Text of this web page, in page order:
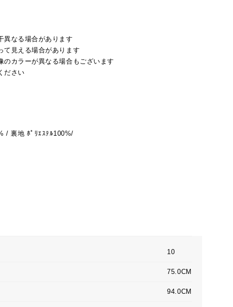
異なる場合があります
て見える場合があります
カラーが異なる場合もございます
ださい
/ 裏地 ﾎﾟﾘｴｽﾃﾙ100%/
10
75.0CM
94.0CM